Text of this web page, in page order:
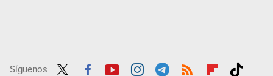
Síguenos